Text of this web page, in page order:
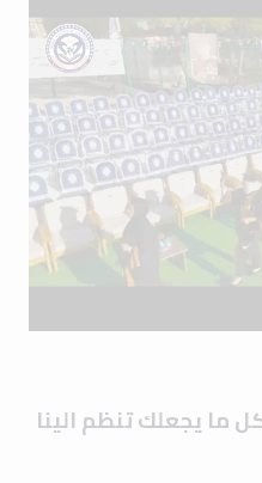
ما يجعلك تنظم الينا